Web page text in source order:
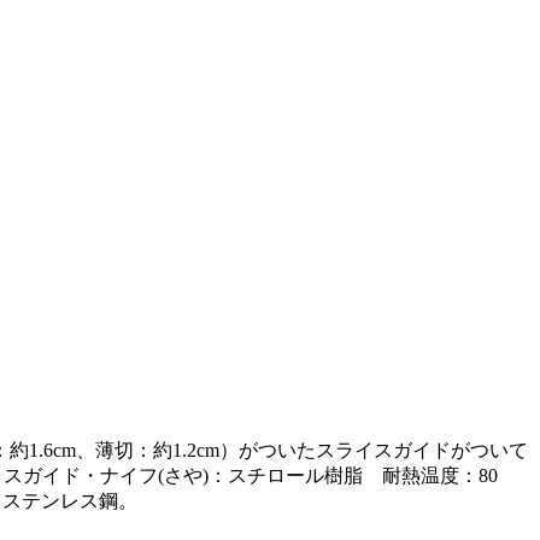
1.6cm、薄切：約1.2cm）がついたスライスガイドがついて
ガイド・ナイフ(さや)：スチロール樹脂 耐熱温度：80
テンレス鋼。